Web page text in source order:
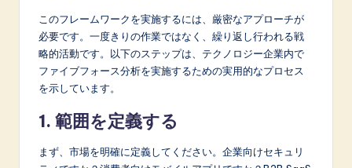
このフレームワークを実施するには、厳密なアプローチが
必要です。一度きりの作業ではなく、繰り返し行われる戦
略的活動です。以下のステップは、テクノロジー企業内で
ファイブフォース分析を実施するための実用的なプロセス
を示しています。
1. 範囲を定義する
まず、市場を明確に定義してください。企業向けセキュリ